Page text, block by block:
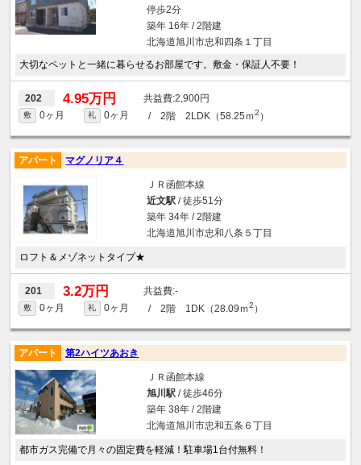
停歩2分
築年 16年 / 2階建
北海道旭川市忠和四条１丁目
大切なペットと一緒に暮らせるお部屋です。敷金・保証人不要！
202 4.95万円 2,900円
敷 0ヶ月 礼 0ヶ月 / 2階 2LDK（58.25ｍ2 ）
アパート マグノリア４
ＪＲ函館本線
近文駅/ 徒歩51分
築年 34年 / 2階建
北海道旭川市忠和八条５丁目
ロフト＆メゾネットタイプ★
201 3.2万円 -
敷 0ヶ月 礼 0ヶ月 / 2階 1DK（28.09ｍ2 ）
アパート 第2ハイツあおき
ＪＲ函館本線
旭川駅/ 徒歩46分
築年 38年 / 2階建
北海道旭川市忠和五条６丁目
都市ガス完備で月々の固定費を軽減！駐車場1台付無料！